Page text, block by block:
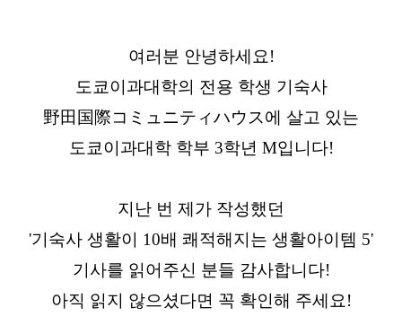
여러분 안녕하세요!
도쿄이과대학의 전용 학생 기숙사
野田国際コミュニティハウス에 살고 있는
도쿄이과대학 학부 3학년 M입니다!
지난 번 제가 작성했던
'기숙사 생활이 10배 쾌적해지는 생활아이템 5'
기사를 읽어주신 분들 감사합니다!
아직 읽지 않으셨다면 꼭 확인해 주세요!